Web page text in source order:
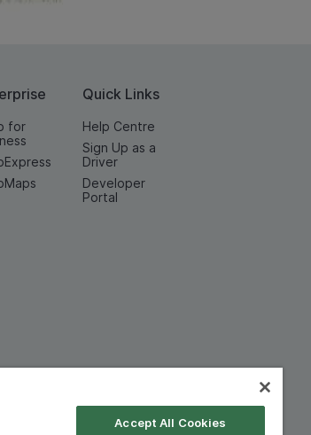
for
Quick Links
Help Centre
Sign Up as a
Driver
Developer
Portal
Accept All Cookies